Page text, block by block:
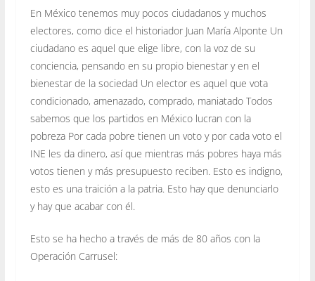
En México tenemos muy pocos ciudadanos y muchos
electores, como dice el historiador Juan María Alponte Un
ciudadano es aquel que elige libre, con la voz de su
conciencia, pensando en su propio bienestar y en el
bienestar de la sociedad Un elector es aquel que vota
condicionado, amenazado, comprado, maniatado Todos
sabemos que los partidos en México lucran con la
pobreza Por cada pobre tienen un voto y por cada voto el
INE les da dinero, así que mientras más pobres haya más
votos tienen y más presupuesto reciben. Esto es indigno,
esto es una traición a la patria. Esto hay que denunciarlo
y hay que acabar con él.
Esto se ha hecho a través de más de 80 años con la
Operación Carrusel: